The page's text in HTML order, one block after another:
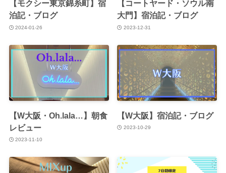
【モクシー東京錦糸町】宿
泊記・ブログ
2024-01-26
【コートヤード・ソウル南
大門】宿泊記・ブログ
2023-12-31
【W大阪・Oh.lala…】朝食
レビュー
2023-11-10
【W大阪】宿泊記・ブログ
2023-10-29